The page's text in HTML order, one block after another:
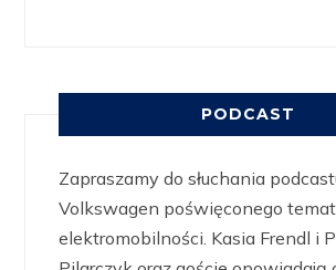
PODCAST
Zapraszamy do słuchania
Volkswagen poświęconego
elektromobilności. Kasia Frendl i